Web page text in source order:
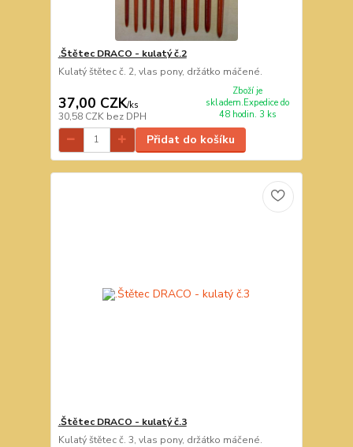
.Štětec DRACO - kulatý č.2
Kulatý štětec č. 2, vlas pony, držátko máčené.
37,00 CZK/ks
30,58 CZK bez DPH
Zboží je
skladem.Expedice do
48 hodin. 3 ks
Přidat do košíku
.Štětec DRACO - kulatý č.3
Kulatý štětec č. 3, vlas pony, držátko máčené.